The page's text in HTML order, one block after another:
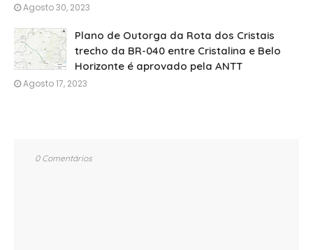
Agosto 30, 2023
Plano de Outorga da Rota dos Cristais
trecho da BR-040 entre Cristalina e Belo
Horizonte é aprovado pela ANTT
Agosto 17, 2023
0 Comentários